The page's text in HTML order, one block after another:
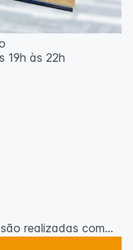
19h às 22h
realizadas com